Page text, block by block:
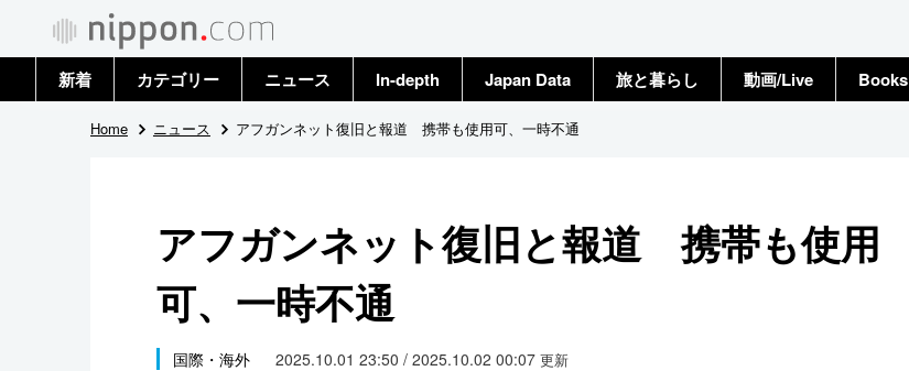
新着 カテゴリー
政治・外交
国際
社会
文化
ニュース
トップ
In-depth Japan Data 旅と暮らし 動画/Live Books
Home ニュース アフガンネット復旧と報道 携帯も使用可、一時不通
アフガンネット復旧と報道 携帯も使用
可、一時不通
国際・海外 2025.10.01 23:50 / 2025.10.02 00:07 更新